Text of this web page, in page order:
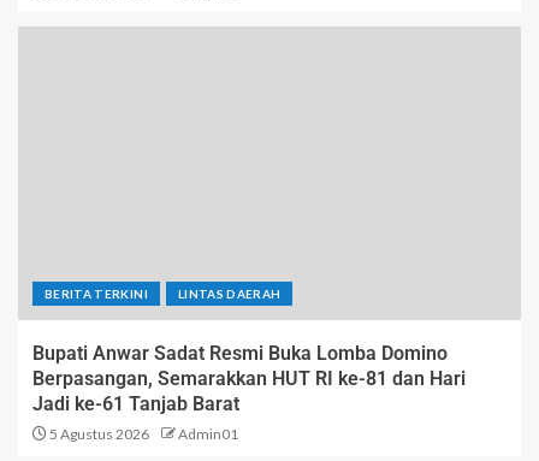
BERITA TERKINI LINTAS DAERAH
Bupati Anwar Sadat Resmi Buka Lomba Domino
Berpasangan, Semarakkan HUT RI ke-81 dan Hari
Jadi ke-61 Tanjab Barat
5 Agustus 2026 Admin01